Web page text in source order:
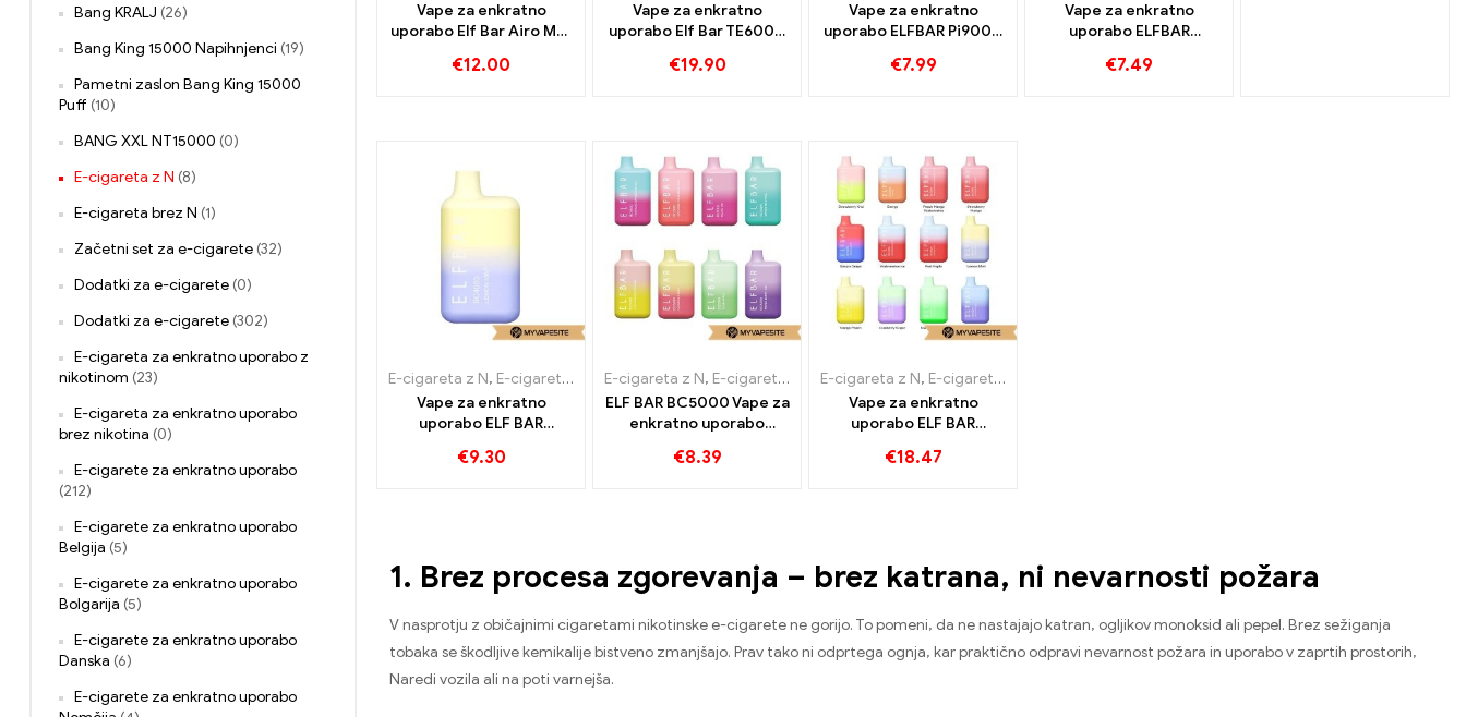
Vape za enkratno
uporabo Elf Bar Airo Max
€12.00
Vape za enkratno
uporabo Elf Bar TE6000
€19.90
Vape za enkratno
uporabo ELFBAR Pi9000
€7.99
Vape za enkratno
uporabo ELFBAR
€7.49
E-cigareta z N, E-cigarete za enkratno uporabo
Vape za enkratno
uporabo ELF BAR
Napihnjenci
€9.30
E-cigareta z N, E-cigarete za enkratno uporabo ,Blago brez dajatev
ELF BAR BC5000 Vape za
enkratno uporabo
Napihnjenci
€8.39
E-cigareta z N, E-cigarete za enkratno uporabo
Vape za enkratno
uporabo ELF BAR
Napihnjenci
€18.47
1. Brez procesa zgorevanja – brez katrana, ni nevarnosti požara
V nasprotju z običajnimi cigaretami nikotinske e-cigarete ne gorijo. To pomeni, da ne nastajajo katran, ogljikov monoksid ali pepel. Brez sežiganja
tobaka se škodljive kemikalije bistveno zmanjšajo. Prav tako ni odprtega ognja, kar praktično odpravi nevarnost požara in uporabo v zaprtih prostorih,
Naredi vozila ali na poti varnejša.
Bang KRALJ (26)
Bang King 15000 Napihnjenci (19)
Pametni zaslon Bang King 15000
Puff (10)
BANG XXL NT15000 (0)
E-cigareta z N (8)
E-cigareta brez N (1)
Začetni set za e-cigarete (32)
Dodatki za e-cigarete (0)
Dodatki za e-cigarete (302)
E-cigareta za enkratno uporabo z
nikotinom (23)
E-cigareta za enkratno uporabo
brez nikotina (0)
E-cigarete za enkratno uporabo
(212)
E-cigarete za enkratno uporabo
Belgija (5)
E-cigarete za enkratno uporabo
Bolgarija (5)
E-cigarete za enkratno uporabo
Danska (6)
E-cigarete za enkratno uporabo